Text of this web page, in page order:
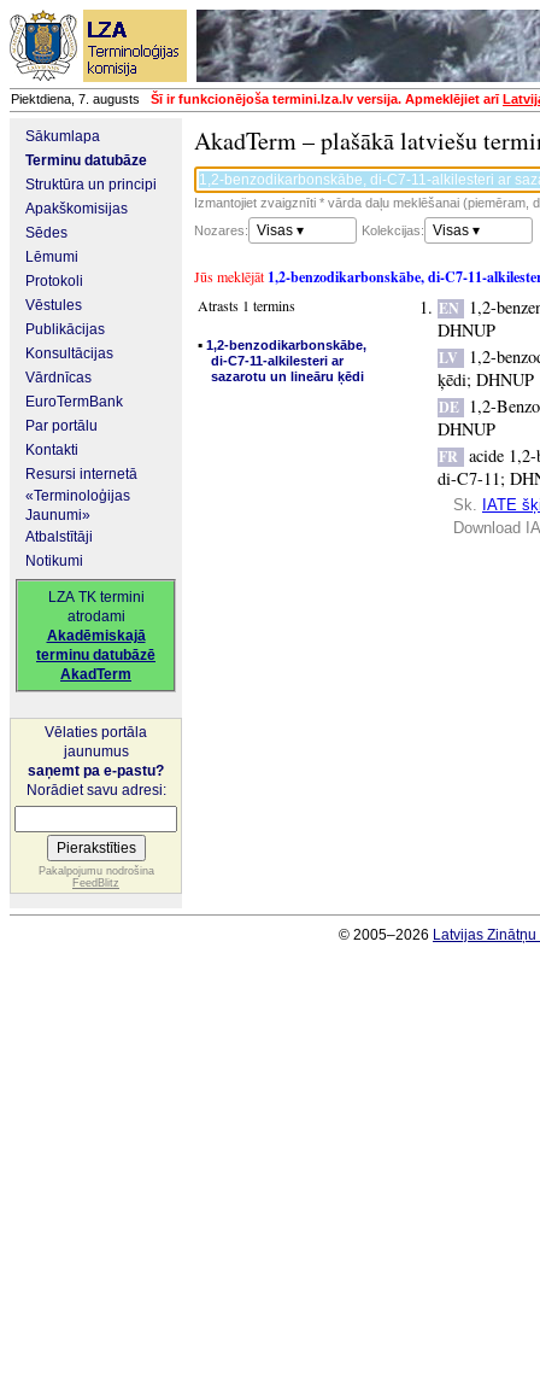
Piektdiena, 7. augusts Šī ir funkcionējoša termini.lza.lv versija. Apmeklējiet arī
Sākumlapa
Terminu datubāze
Struktūra un principi
Apakškomisijas
Sēdes
Lēmumi
Protokoli
Vēstules
Publikācijas
Konsultācijas
Vārdnīcas
EuroTermBank
Par portālu
Kontakti
Resursi internetā
«Terminoloģijas
Jaunumi»
Atbalstītāji
Notikumi
LZA TK termini
atrodami
Akadēmiskajā
terminu datubāzē
AkadTerm
Vēlaties portāla
jaunumus
saņemt pa e-pastu?
Norādiet savu adresi:
Pakalpojumu nodrošina
FeedBlitz
AkadTerm – plašākā latviešu
Izmantojiet zvaigznīti * vārda daļu meklēšanai (piemēram,
Nozares:
Visas ▾ Kolekcijas: Visas ▾
Jūs meklējāt 1,2-benzodikarbonskābe, di-C7-11-
Atrasts 1 termins
▪ 1,2-benzodikarbonskābe,
di-C7-11-alkilesteri ar
sazarotu un lineāru ķēdi
EN
1,2-
DHNUP
LV
1,2-
ķēdi; DHNUP
DE 1,2-
DHNUP
FR acide
di-C7-11;
Sk. IATE
Download
© 2005–2026 Latvijas